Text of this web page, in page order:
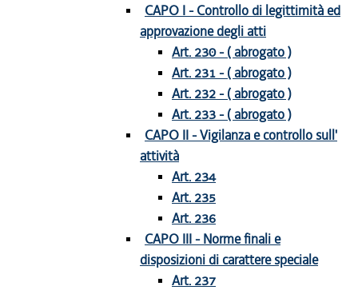
CAPO I - Controllo di legittimità ed
approvazione degli atti
Art. 230 - ( abrogato )
Art. 231 - ( abrogato )
Art. 232 - ( abrogato )
Art. 233 - ( abrogato )
CAPO II - Vigilanza e controllo sull'
attività
Art. 234
Art. 235
Art. 236
CAPO III - Norme finali e
disposizioni di carattere speciale
Art. 237